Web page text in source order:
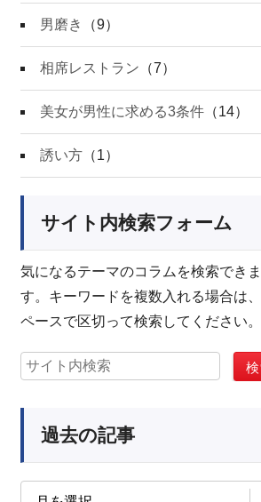
男磨き （9）
相席レストラン （7）
美女が男性に求める3条件 （14）
誘い方 （1）
サイト内検索フォーム
気になるテーマのコラムを検索できま
す。キーワードを複数入れる場合は
ペースで区切って検索してください。
過去の記事